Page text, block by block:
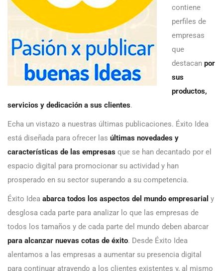
contiene
perfiles de
empresas
que
destacan por
sus
productos,
servicios y dedicación a sus clientes.
Echa un vistazo a nuestras últimas publicaciones. Éxito Idea
está diseñada para ofrecer las últimas novedades y
características de las empresas que se han decantado por el
espacio digital para promocionar su actividad y han
prosperado en su sector superando a su competencia.
Éxito Idea abarca todos los aspectos del mundo empresarial y
desglosa cada parte para analizar lo que las empresas de
todos los tamaños y de cada parte del mundo deben abarcar
para alcanzar nuevas cotas de éxito. Desde Éxito Idea
alentamos a las empresas a aumentar su presencia digital
para continuar atrayendo a los clientes existentes y, al mismo